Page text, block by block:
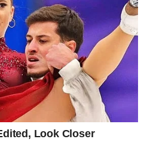
i pažnje. Slobodne Ribe
osobu koja će ih osvojiti
mnogo razloga za osmijeh
znakovima. Posebno će Vage,
nalet sreće kroz ljubav,
i Lavovi ostvariti želje
poručuju da kraj